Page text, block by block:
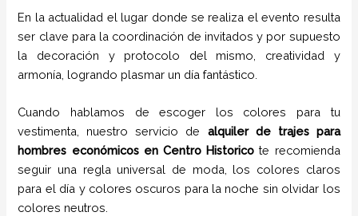
En la actualidad el lugar donde se realiza el evento resulta
ser clave para la coordinación de invitados y por supuesto
la decoración y protocolo del mismo, creatividad y
armonía, logrando plasmar un día fantástico.
Cuando hablamos de escoger los colores para tu
vestimenta, nuestro servicio de alquiler de trajes para
hombres económicos en Centro Historico te recomienda
seguir una regla universal de moda, los colores claros
para el día y colores oscuros para la noche sin olvidar los
colores neutros.